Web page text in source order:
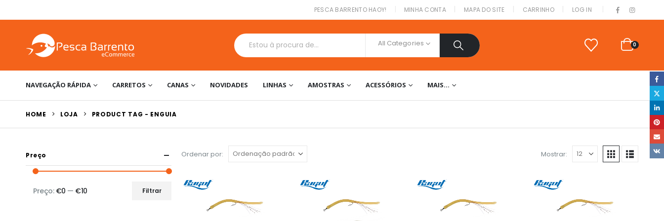
PESCA BARRENTO HAOY! MINHA CONTA MAPA DO SITE CARRINHO LOG IN
All Categories 0
NAVEGAÇÃO RÁPIDA CARRETOS CANAS NOVIDADES LINHAS AMOSTRAS ACESSÓRIOS MAIS…
HOME LOJA PRODUCT TAG - ENGUIA
Ordenar por: Mostrar:
Preço
Preço
Preço
Filtrar
Preço: €0 — €10